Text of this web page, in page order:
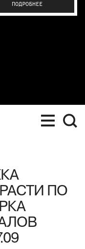
ПОДРОБНЕЕ
ПО